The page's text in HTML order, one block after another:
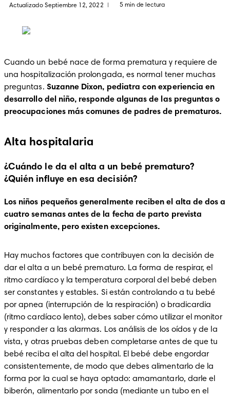
Actualizado Septiembre 12, 2022 5 min de lectura
Cuando un bebé nace de forma prematura y requiere de
una hospitalización prolongada, es normal tener muchas
preguntas. Suzanne Dixon, pediatra con experiencia en
desarrollo del niño, responde algunas de las preguntas o
preocupaciones más comunes de padres de prematuros.
Alta hospitalaria
¿Cuándo le da el alta a un bebé prematuro?
¿Quién influye en esa decisión?
Los niños pequeños generalmente reciben el alta de dos a
cuatro semanas antes de la fecha de parto prevista
originalmente, pero existen excepciones.
Hay muchos factores que contribuyen con la decisión de
dar el alta a un bebé prematuro. La forma de respirar, el
ritmo cardíaco y la temperatura corporal del bebé deben
ser constantes y estables. Si están controlando a tu bebé
por apnea (interrupción de la respiración) o bradicardia
(ritmo cardíaco lento), debes saber cómo utilizar el monitor
y responder a las alarmas. Los análisis de los oídos y de la
vista, y otras pruebas deben completarse antes de que tu
bebé reciba el alta del hospital. El bebé debe engordar
consistentemente, de modo que debes alimentarlo de la
forma por la cual se haya optado: amamantarlo, darle el
biberón, alimentarlo por sonda (mediante un tubo en el